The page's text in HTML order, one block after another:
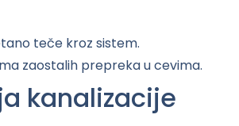
teče kroz sistem.
zaostalih prepreka u cevima.
kanalizacije